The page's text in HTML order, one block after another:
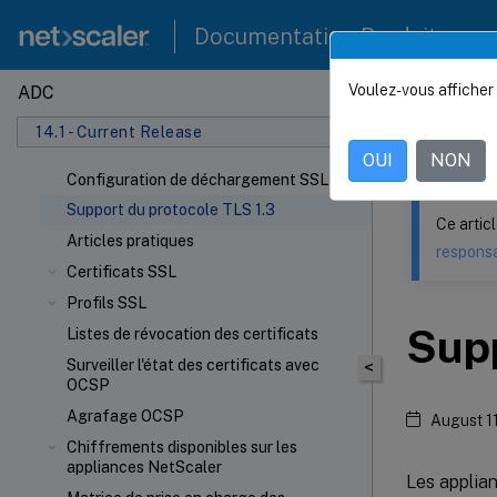
Documentation Produit
ADC
14.1 - Current Release
Configuration de déchargement SSL
Support du protocole TLS 1.3
Articles pratiques
Certificats SSL
Profils SSL
Listes de révocation des certificats
Surveiller l'état des certificats avec
OCSP
Agrafage OCSP
Chiffrements disponibles sur les
appliances NetScaler
Ce contenu a
<
Ce
August
Les
Voulez-vous
OUI NON